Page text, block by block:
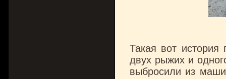
Такая вот
двух рыжих и
выбросили из